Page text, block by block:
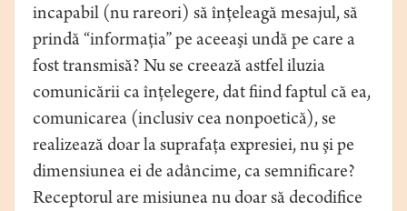
incapabil (nu rareori) să înţeleagă mesajul, să
prindă “informaţia” pe aceeaşi undă pe care a
fost transmisă? Nu se creează astfel iluzia
comunicării ca înţelegere, dat fiind faptul că ea,
comunicarea (inclusiv cea nonpoetică), se
realizează doar la suprafaţa expresiei, nu şi pe
dimensiunea ei de adâncime, ca semnificare?
Receptorul are misiunea nu doar să decodifice